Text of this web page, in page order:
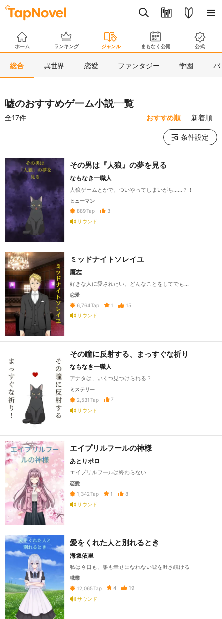
ホーム ランキング ジャンル まもなく公開 公式
総合 異世界 恋愛 ファンタジー 学園 バ
嘘のおすすめゲーム小説一覧
全17件 おすすめ順 新着順
条件設定
その男は『人狼』の夢を見る
なもなき一職人
人狼ゲームとかで、ついやってしまいがち……？！
ヒューマン
889Tap
3
サウンド
ミッドナイトソレイユ
鷹志
好きな人に愛されたい。どんなことをしてでも…
恋愛
6,764Tap 1
15
サウンド
その瞳に反射する、まっすぐな祈り
なもなき一職人
アナタは、いくつ見つけられる？
ミステリー
2,531 Tap
7
サウンド
エイプリルフールの神様
あとりポロ
エイプリルフールは終わらない
恋愛
1,342Tap 1
8
サウンド
愛をくれた人と別れるとき
海坂依里
私は今日も、誰も幸せになれない嘘を吐き続ける
職業
12,065Tap 4
19
サウンド